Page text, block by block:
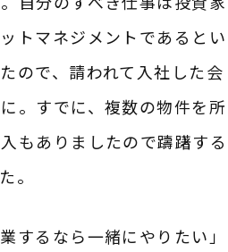
トマネジメントであるとい
ので、請われて入社した会
。すでに、複数の物件を所
もありましたので躊躇する
。
するなら一緒にやりたい」